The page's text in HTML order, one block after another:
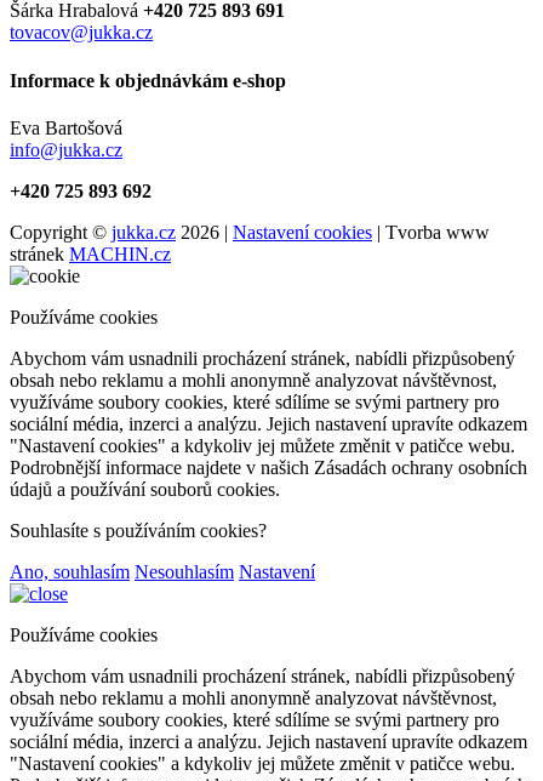
Šárka Hrabalová +420 725 893 691
tovacov@jukka.cz
Informace k objednávkám e-shop
Eva Bartošová
info@jukka.cz
+420 725 893 692
Copyright © jukka.cz 2026 | Nastavení cookies | Tvorba www
stránek MACHIN.cz
Používáme cookies
Abychom vám usnadnili procházení stránek, nabídli přizpůsobený
obsah nebo reklamu a mohli anonymně analyzovat návštěvnost,
využíváme soubory cookies, které sdílíme se svými partnery pro
sociální média, inzerci a analýzu. Jejich nastavení upravíte odkazem
"Nastavení cookies" a kdykoliv jej můžete změnit v patičce webu.
Podrobnější informace najdete v našich Zásadách ochrany osobních
údajů a používání souborů cookies.
Souhlasíte s používáním cookies?
Ano, souhlasím Nesouhlasím Nastavení
Používáme cookies
Abychom vám usnadnili procházení stránek, nabídli přizpůsobený
obsah nebo reklamu a mohli anonymně analyzovat návštěvnost,
využíváme soubory cookies, které sdílíme se svými partnery pro
sociální média, inzerci a analýzu. Jejich nastavení upravíte odkazem
"Nastavení cookies" a kdykoliv jej můžete změnit v patičce webu.